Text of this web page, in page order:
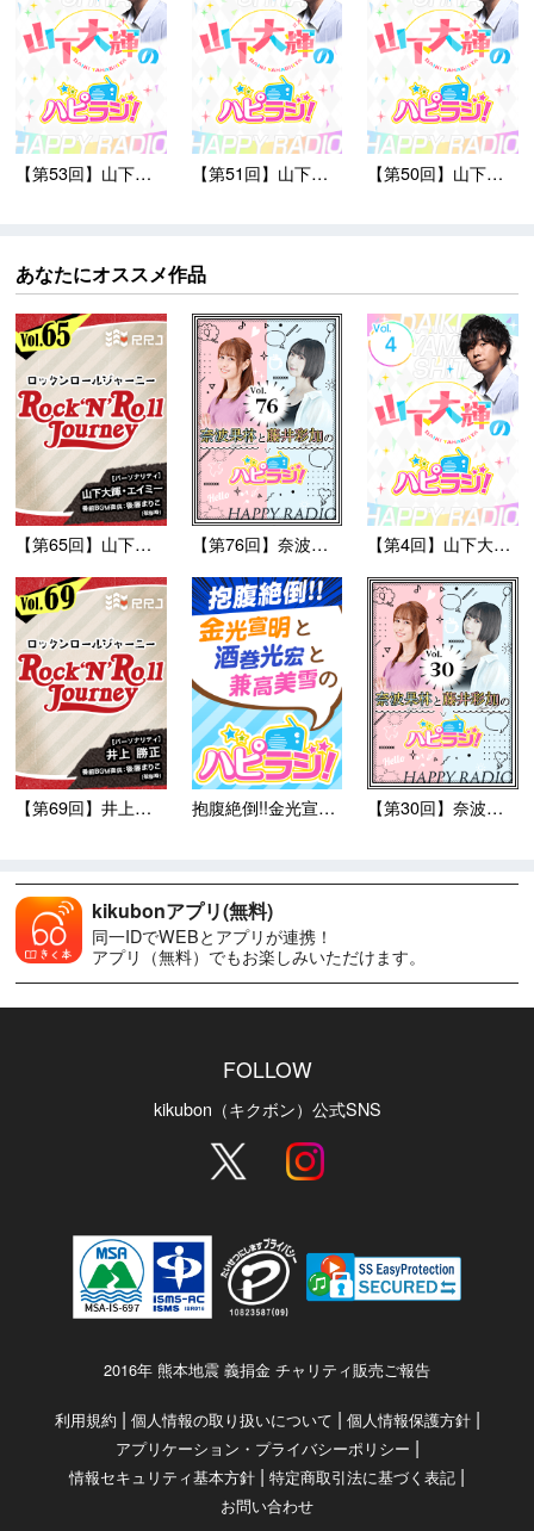
【第53回】山下大輝の... 【第51回】山下大輝の... 【第50回】山下大輝の...
あなたにオススメ作品
【第65回】山下大輝とエイミ... 【第76回】奈波果林と藤井彩... 【第4回】山下大輝のハピラジ...
【第69回】井上勝正のRoc... 抱腹絶倒!!金光宣明と酒巻光... 【第30回】奈波果林と藤井彩...
kikubonアプリ(無料)
同一IDでWEBとアプリが連携！
アプリ（無料）でもお楽しみいただけます。
FOLLOW
kikubon（キクボン）公式SNS
2016年 熊本地震 義捐金 チャリティ販売ご報告
利用規約 | 個人情報の取り扱いについて | 個人情報保護方針|
アプリケーション・プライバシーポリシー |
情報セキュリティ基本方針 | 特定商取引法に基づく表記 |
お問い合わせ